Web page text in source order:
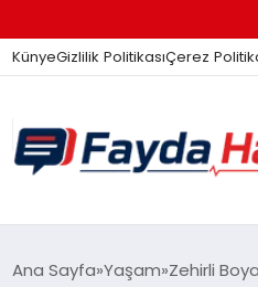
KünyeGizlilik PolitikasıÇerez
GÜNDEM
Ana Sayfa Yaşam Zehirli